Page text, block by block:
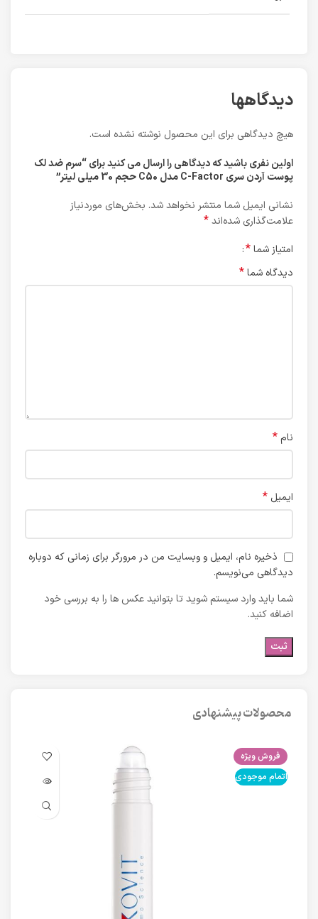
دیدگاهها
هیچ دیدگاهی برای این محصول نوشته نشده است.
اولین نفری باشید که دیدگاهی را ارسال می کنید برای “سرم ضد لک
پوست آردن سری C-Factor مدل C50 حجم 30 میلی لیتر”
نشانی ایمیل شما منتشر نخواهد شد. بخش‌های موردنیاز
علامت‌گذاری شده‌اند*
امتیاز شما*
دیدگاه شما*
نام *
ایمیل *
ذخیره نام، ایمیل و وبسایت من در مرورگر برای زمانی که دوباره
دیدگاهی می‌نویسم.
شما باید وارد سیستم شوید تا بتوانید عکس ها را به بررسی خود
اضافه کنید.
محصولات پیشنهادی
فروش ویژه
اتمام موجودی